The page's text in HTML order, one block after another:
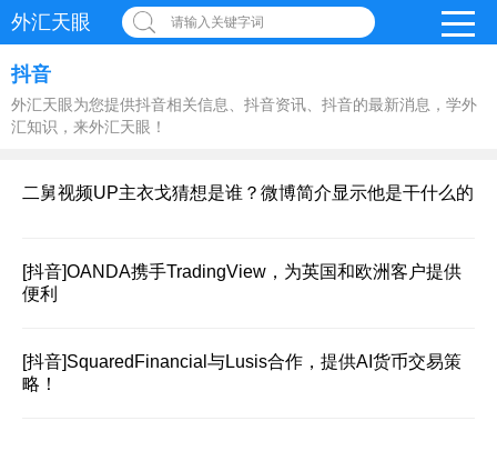
外汇天眼 请输入关键字词
抖音
外汇天眼为您提供抖音相关信息、抖音资讯、抖音的最新消息，学外
汇知识，来外汇天眼！
二舅视频UP主衣戈猜想是谁？微博简介显示他是干什么的
[抖音]OANDA携手TradingView，为英国和欧洲客户提供
便利
[抖音]SquaredFinancial与Lusis合作，提供AI货币交易策
略！